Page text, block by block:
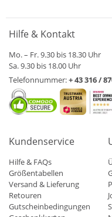
Hilfe & Kontakt
Mo. – Fr. 9.30 bis 18.30 Uhr
Sa. 9.30 bis 18.00 Uhr
Telefonnummer:+ 43 316 /
Kundenservice
Hilfe & FAQs
Größentabellen
Versand & Lieferung
Retouren
Gutscheinbedingungen